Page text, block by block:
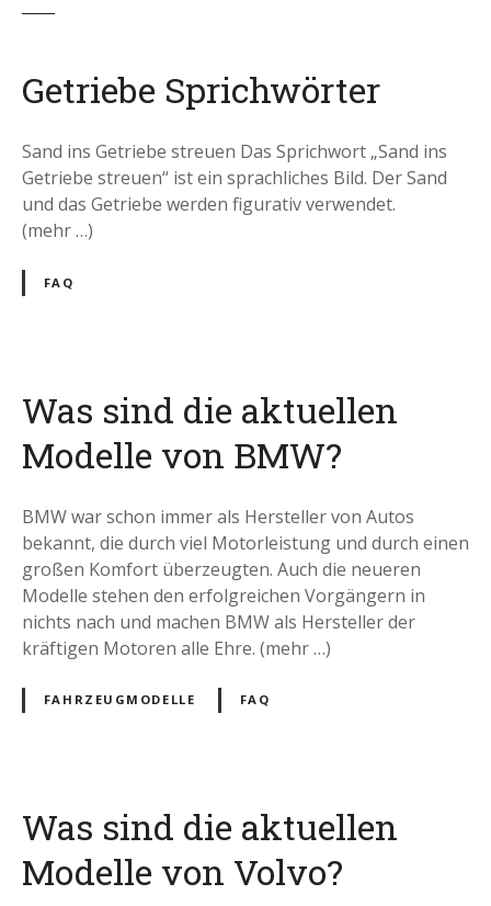
Getriebe Sprichwörter
Sand ins Getriebe streuen Das Sprichwort „Sand ins
Getriebe streuen“ ist ein sprachliches Bild. Der Sand
und das Getriebe werden figurativ verwendet.
(mehr …)
FAQ
Was sind die aktuellen
Modelle von BMW?
BMW war schon immer als Hersteller von Autos
bekannt, die durch viel Motorleistung und durch einen
großen Komfort überzeugten. Auch die neueren
Modelle stehen den erfolgreichen Vorgängern in
nichts nach und machen BMW als Hersteller der
kräftigen Motoren alle Ehre. (mehr …)
FAHRZEUGMODELLE FAQ
Was sind die aktuellen
Modelle von Volvo?